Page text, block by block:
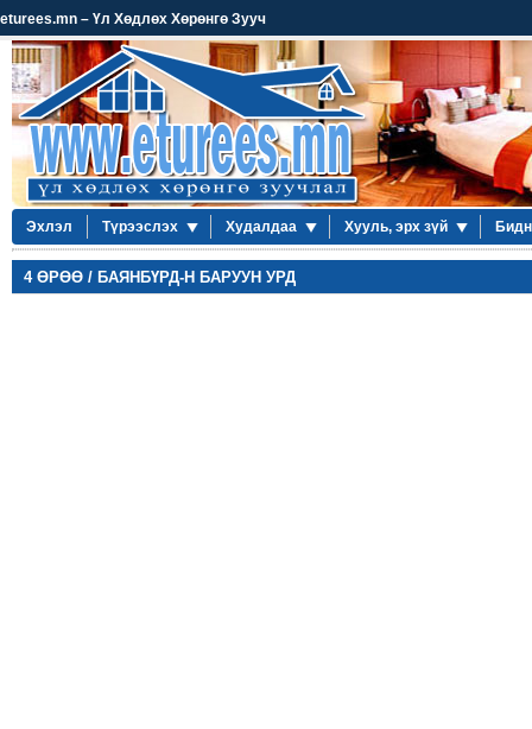
eturees.mn – Үл Хөдлөх Хөрөнгө Зууч
Эхлэл Түрээслэх Худалдаа Хууль, эрх зүй
4 ӨРӨӨ / БАЯНБҮРД-Н БАРУУН УРД